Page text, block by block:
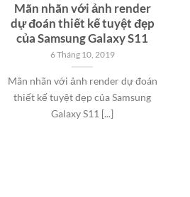
Mãn nhãn với ảnh render
dự đoán thiết kế tuyệt đẹp
của Samsung Galaxy S11
6 Tháng 10, 2019
Mãn nhãn với ảnh render dự đoán
thiết kế tuyệt đẹp của Samsung
Galaxy S11 [...]